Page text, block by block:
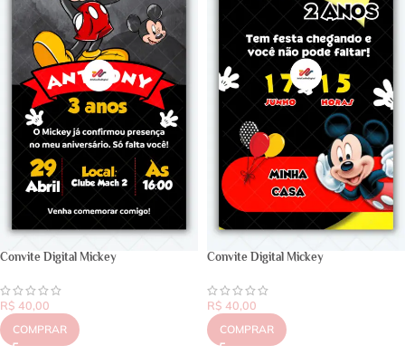
Convite Digital Mickey
R$ 40,00
COMPRAR
Convite Digital Mickey
R$ 40,00
COMPRAR